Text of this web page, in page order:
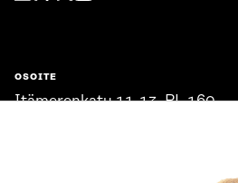
OSOITE
Itämerenkatu 11-13, PL 160,